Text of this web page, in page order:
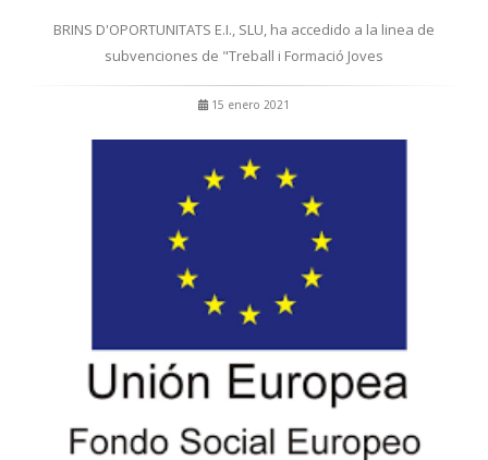
BRINS D'OPORTUNITATS E.I., SLU, ha accedido a la linea de
subvenciones de "Treball i Formació Joves
15 enero 2021